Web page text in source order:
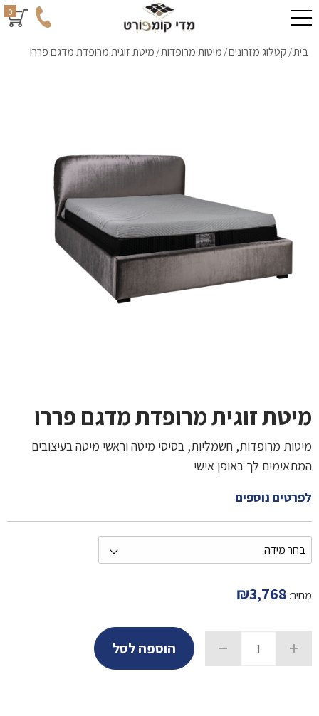
0
בית/ קטלוג מזרונים/ מיטות מרופדות/ מיטת זוגית מרופדת מדגם פררו
מיטת זוגית מרופדת מדגם פררו
מיטות מרופדות, חשמליות, בסיסי מיטה וראשי מיטה בעיצובים
המתאימים לך באופן אישי
לפרטים נוספים
מחיר: ₪3,768
הוספה לסל